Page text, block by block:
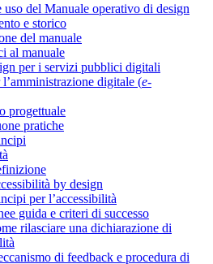
uso del Manuale operativo di design
e storico
del manuale
al manuale
per i servizi pubblici digitali
digitale (e-
progettuale
pratiche
by design
per l’accessibilità
guida e criteri di successo
rilasciare una dichiarazione di
di feedback e procedura di